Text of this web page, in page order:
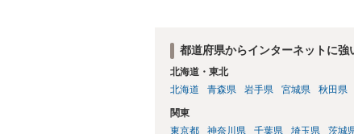
都道府県からインターネットに強
北海道・東北
北海道
青森県 岩手県 宮城県 秋田県
関東
東京都
神奈川県 千葉県 埼玉県 茨城